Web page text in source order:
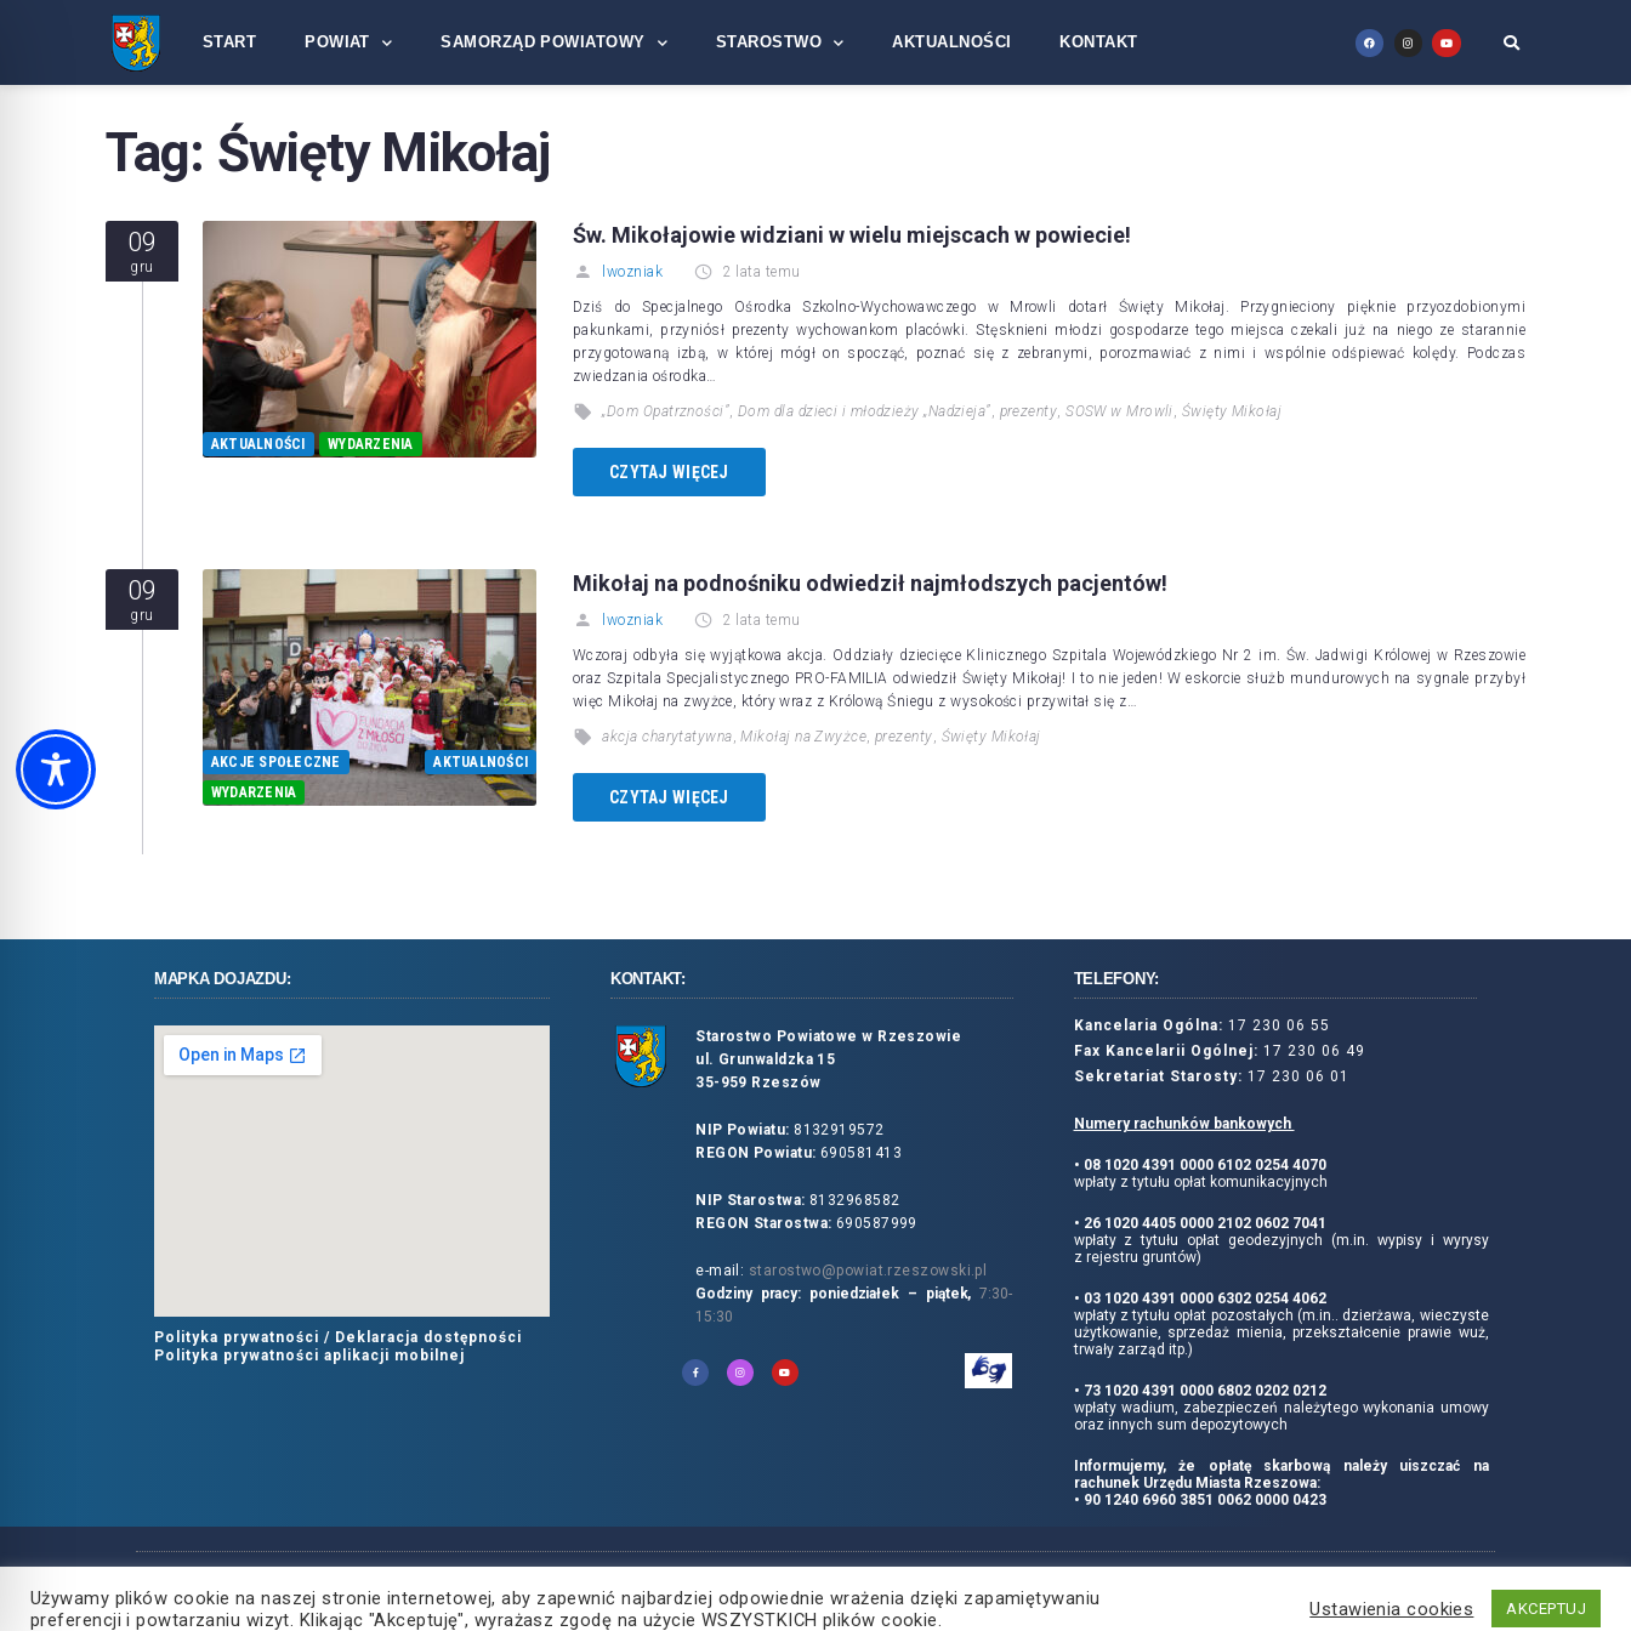
START POWIAT SAMORZĄD POWIATOWY STAROSTWO AKTUALNOŚCI KONTAKT
Tag: Święty Mikołaj
09
gru
AKTUALNOŚCI WYDARZENIA
Św. Mikołajowie widziani w wielu miejscach w powiecie!
lwozniak 2 lata temu
Dziś do Specjalnego Ośrodka Szkolno-Wychowawczego w Mrowli dotarł Święty Mikołaj. Przygnieciony pięknie przyozdobionymi
pakunkami, przyniósł prezenty wychowankom placówki. Stęsknieni młodzi gospodarze tego miejsca czekali już na niego ze starannie
przygotowaną izbą, w której mógł on spocząć, poznać się z zebranymi, porozmawiać z nimi i wspólnie odśpiewać kolędy. Podczas
zwiedzania ośrodka…
„Dom Opatrzności”,Dom dla dzieci i młodzieży „Nadzieja”, prezenty,SOSW w Mrowli, Święty Mikołaj
CZYTAJ WIĘCEJ
09
gru
AKCJE SPOŁECZNE
AKTUALNOŚCI
WYDARZENIA
Mikołaj na podnośniku odwiedził najmłodszych pacjentów!
lwozniak 2 lata temu
Wczoraj odbyła się wyjątkowa akcja. Oddziały dziecięce Klinicznego Szpitala Wojewódzkiego Nr 2 im. Św. Jadwigi Królowej w Rzeszowie
oraz Szpitala Specjalistycznego PRO-FAMILIA odwiedził Święty Mikołaj! I to nie jeden! W eskorcie służb mundurowych na sygnale przybył
więc Mikołaj na zwyżce, który wraz z Królową Śniegu z wysokości przywitał się z…
akcja charytatywna,Mikołaj na Zwyżce,prezenty, Święty Mikołaj
CZYTAJ WIĘCEJ
MAPKA DOJAZDU:
Polityka prywatności / Deklaracja dostępności
Polityka prywatności aplikacji mobilnej
KONTAKT:
Starostwo Powiatowe w Rzeszowie
ul. Grunwaldzka 15
35-959 Rzeszów
NIP Powiatu: 8132919572
REGON Powiatu: 690581413
NIP Starostwa: 8132968582
REGON Starostwa: 690587999
e-mail: starostwo@powiat.rzeszowski.pl
Godziny pracy: poniedziałek – piątek,7:30-
15:30
TELEFONY:
Kancelaria Ogólna: 17 230 06 55
Fax Kancelarii Ogólnej: 17 230 06 49
Sekretariat Starosty: 17 230 06 01
Numery rachunków bankowych
• 08 1020 4391 0000 6102 0254 4070
wpłaty z tytułu opłat komunikacyjnych
• 26 1020 4405 0000 2102 0602 7041
wpłaty z tytułu opłat geodezyjnych (m.in. wypisy i wyrysy
z rejestru gruntów)
• 03 1020 4391 0000 6302 0254 4062
wpłaty z tytułu opłat pozostałych (m.in.. dzierżawa, wieczyste
użytkowanie, sprzedaż mienia, przekształcenie prawie wuż,
trwały zarząd itp.)
• 73 1020 4391 0000 6802 0202 0212
wpłaty wadium, zabezpieczeń należytego wykonania umowy
oraz innych sum depozytowych
Informujemy, że opłatę skarbową należy uiszczać na
rachunek Urzędu Miasta Rzeszowa:
• 90 1240 6960 3851 0062 0000 0423
Copyright2021©
Powiat Rzeszowski
ZETO-RZESZÓW Sp. z o.o.
Używamy plików cookie na naszej stronie internetowej, aby zapewnić najbardziej odpowiednie wrażenia dzięki zapamiętywaniu
preferencji i powtarzaniu wizyt. Klikając "Akceptuję", wyrażasz zgodę na użycie WSZYSTKICH plików cookie.
Ustawienia cookies AKCEPTUJ